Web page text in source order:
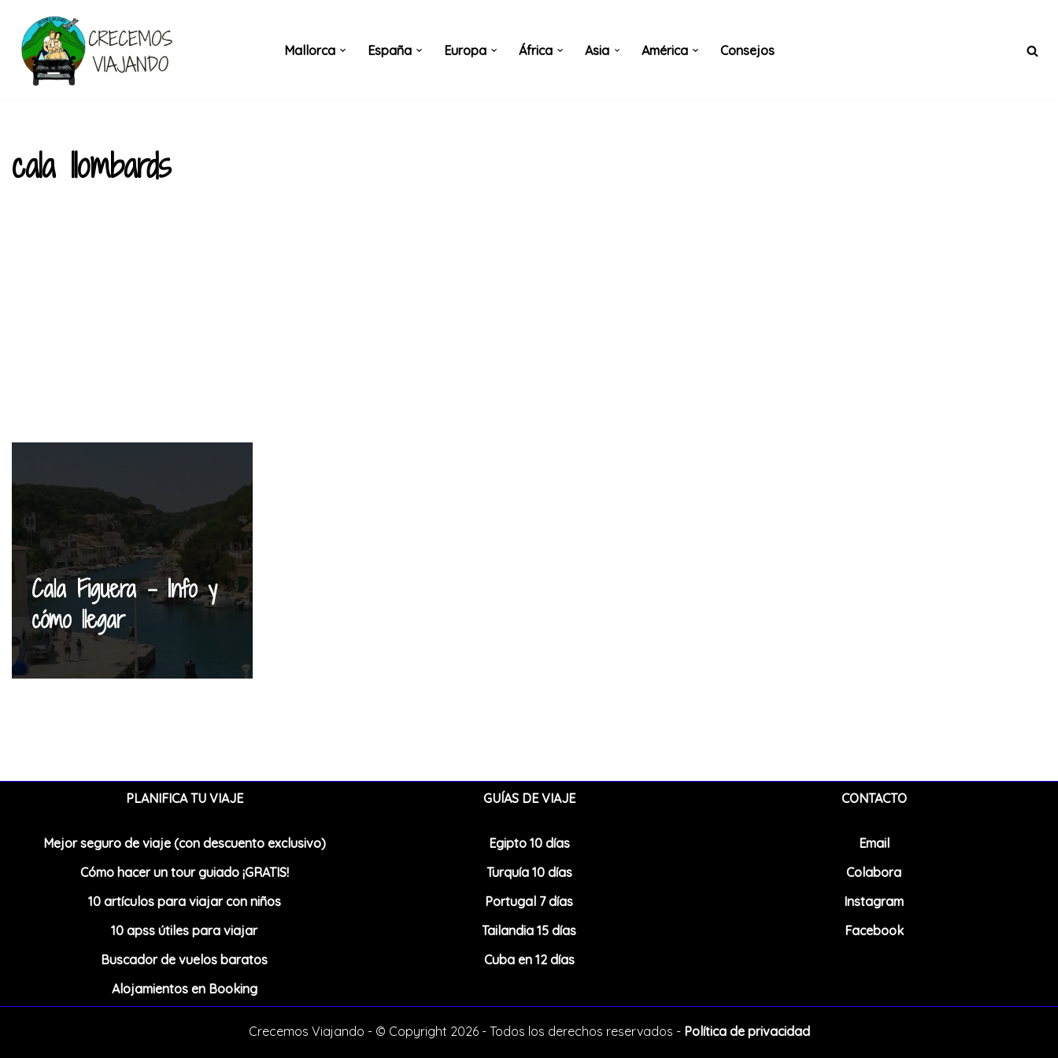
Saltar
contenido
Mallorca España Europa África Asia América Consejos
cala llombards
Cala Figuera – Info y
cómo llegar
PLANIFICA TU VIAJE
Mejor seguro de viaje (con descuento exclusivo)
Cómo hacer un tour guiado ¡GRATIS!
10 artículos para viajar con niños
10 apss útiles para viajar
Buscador de vuelos baratos
Alojamientos en Booking
GUÍAS DE VIAJE
Egipto 10 días
Turquía 10 días
Portugal 7 días
Tailandia 15 días
Cuba en 12 días
CONTACTO
Email
Colabora
Instagram
Facebook
Crecemos Viajando - © Copyright 2026 - Todos los derechos reservados - Política de privacidad